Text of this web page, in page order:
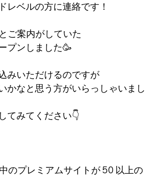
レベルの方に連絡です！
ご案内がしていた
プンしました🥳
みいただけるのですが
かなと思う方がいらっしゃいまし
てみてください👇
のプレミアムサイトが 50 以上の